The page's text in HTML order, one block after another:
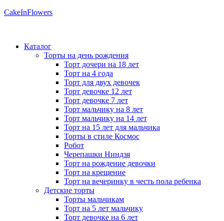
CakeInFlowers
Каталог
Торты на день рождения
Торт дочери на 18 лет
Торт на 4 года
Торт для двух девочек
Торт девочке 12 лет
Торт девочке 7 лет
Торт мальчику на 8 лет
Торт мальчику на 14 лет
Торт на 15 лет для мальчика
Торты в стиле Космос
Робот
Черепашки Ниндзя
Торт на рождение девочки
Торт на крещение
Торт на вечеринку в честь пола ребенка
Детские торты
Торты мальчикам
Торт на 5 лет мальчику
Торт девочке на 6 лет